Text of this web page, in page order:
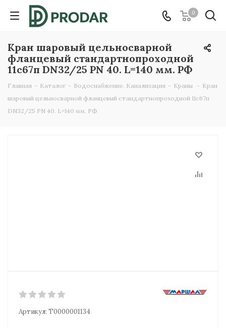
0
Кран шаровый цельносварной
фланцевый стандартнопроходной
11с67п DN32/25 PN 40. L=140 мм. РФ
Главная - Каталог - Водоснабжение. Канализация - Краны - Кран
шаровый цельносварной фланцевый стандартнопроходной 11с67п
DN32/25 PN 40. L=140 мм. РФ
Артикул: Т0000001134